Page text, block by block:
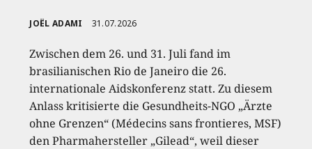
JOËL ADAMI 31.07.2026
Zwischen dem 26. und 31. Juli fand im
brasilianischen Rio de Janeiro die 26.
internationale Aidskonferenz statt. Zu diesem
Anlass kritisierte die Gesundheits-NGO „Ärzte
ohne Grenzen“ (Médecins sans frontieres, MSF)
den Pharmahersteller „Gilead“, weil dieser